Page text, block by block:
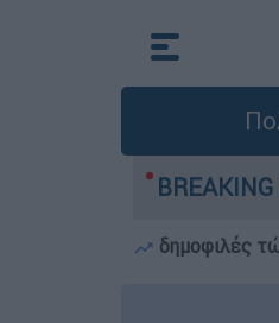
έχασε τη ζωή του
δημοφιλές